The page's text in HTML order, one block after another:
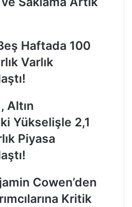
Haftada 100
Varlık
Altın
Yükselişle 2,1
Piyasa
Cowen’den
Kritik